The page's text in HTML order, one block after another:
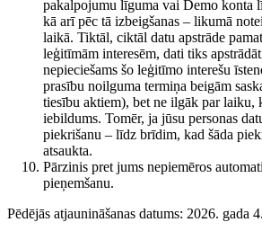
pakalpojumu līguma vai Demo konta
kā arī pēc tā izbeigšanas – likumā
laikā. Tiktāl, ciktāl datu apstrāde
leģitīmām interesēm, dati tiks
nepieciešams šo leģitīmo interešu
prasību noilguma termiņa beigām
tiesību aktiem), bet ne ilgāk par laiku,
iebildums. Tomēr, ja jūsu personas
piekrišanu – līdz brīdim, kad šāda
atsaukta.
Pārzinis pret jums nepiemēros
pieņemšanu.
Pēdējās atjaunināšanas datums: 2026. gada